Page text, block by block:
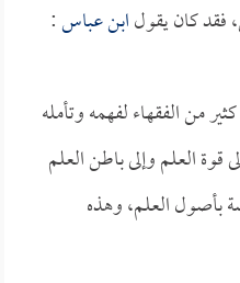
فقد كان يقولابن عباس:
من الفقهاء لفهمه وتأمله
قوة العلم وإلى باطن العلم
بأصول العلم، وهذه